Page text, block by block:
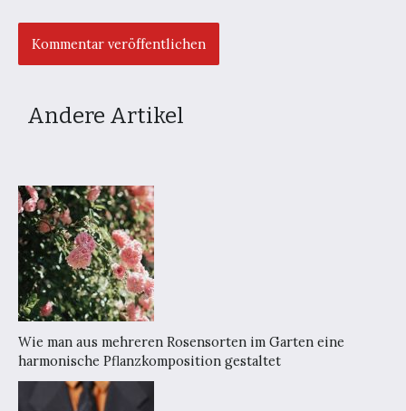
Andere Artikel
Wie man aus mehreren Rosensorten im Garten eine
harmonische Pflanzkomposition gestaltet